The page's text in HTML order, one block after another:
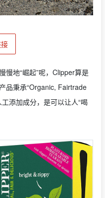
慢地“崛起”呢，Clipper算是
品秉承“Organic, Fairtrade
添加成分，是可以让人“喝